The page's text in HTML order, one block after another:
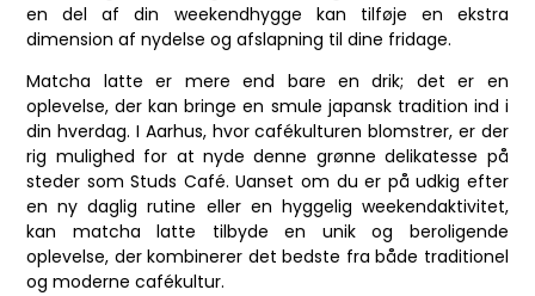
en del af din weekendhygge kan tilføje en ekstra
dimension af nydelse og afslapning til dine fridage.
Matcha latte er mere end bare en drik; det er en
oplevelse, der kan bringe en smule japansk tradition ind i
din hverdag. I Aarhus, hvor cafékulturen blomstrer, er der
rig mulighed for at nyde denne grønne delikatesse på
steder som Studs Café. Uanset om du er på udkig efter
en ny daglig rutine eller en hyggelig weekendaktivitet,
kan matcha latte tilbyde en unik og beroligende
oplevelse, der kombinerer det bedste fra både traditionel
og moderne cafékultur.